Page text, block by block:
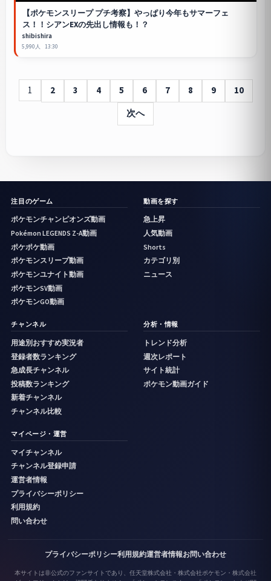
【ポケモンスリーププチ考察】やっぱり今年もサマーフェ
ス！！シアンEXの先出し情報も！？
shibishira
5,990人 13:30
1 2 3 4 5 6 7 8 9
10
次へ
注目のゲーム
ポケモンチャンピオンズ動画
Pokémon LEGENDS Z-A動画
ポケポケ動画
ポケモンスリープ動画
ポケモンユナイト動画
ポケモンSV動画
ポケモンGO動画
動画を探す
急上昇
人気動画
Shorts
カテゴリ別
ニュース
チャンネル
用途別おすすめ実況者
登録者数ランキング
急成長チャンネル
投稿数ランキング
新着チャンネル
チャンネル比較
分析・情報
トレンド分析
週次レポート
サイト統計
ポケモン動画ガイド
マイページ・運営
マイチャンネル
チャンネル登録申請
運営者情報
プライバシーポリシー
利用規約
問い合わせ
プライバシーポリシー利用規約運営者情報お問い合わせ
本サイトは非公式のファンサイトであり、任天堂株式会社・株式会社ポケモン・株式会社